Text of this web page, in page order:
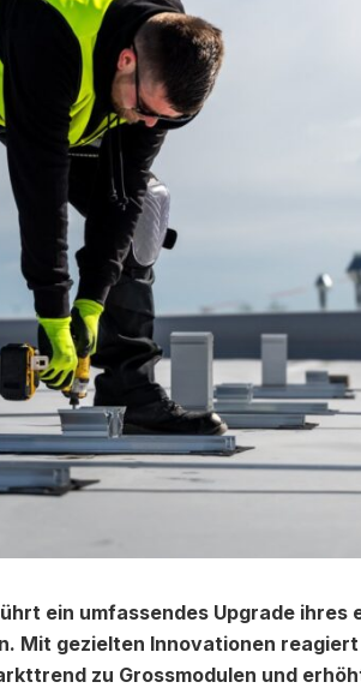
ein umfassendes Upgrade ihres
Mit gezielten Innovationen
zu Grossmodulen und